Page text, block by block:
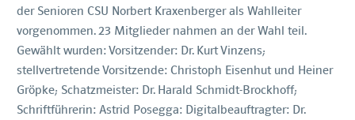
der Senioren CSU Norbert Kraxenberger als Wahlleiter
vorgenommen. 23 Mitglieder nahmen an der Wahl teil.
Gewählt wurden: Vorsitzender: Dr. Kurt Vinzens;
stellvertretende Vorsitzende: Christoph Eisenhut und Heiner
Gröpke; Schatzmeister: Dr. Harald Schmidt-Brockhoff;
Schriftführerin: Astrid Posegga: Digitalbeauftragter: Dr.